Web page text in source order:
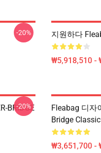
-20% 지원하다
₩5,918,510 -
BRIDGE
-20%
Fleabag 디자
Bridge
₩3,651,700 -